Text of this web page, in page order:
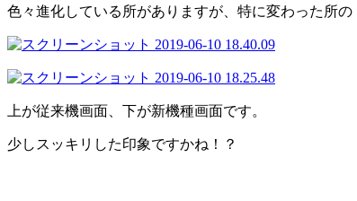
色々進化している所がありますが、特に変わった所の
上が従来機画面、下が新機種画面です。
少しスッキリした印象ですかね！？